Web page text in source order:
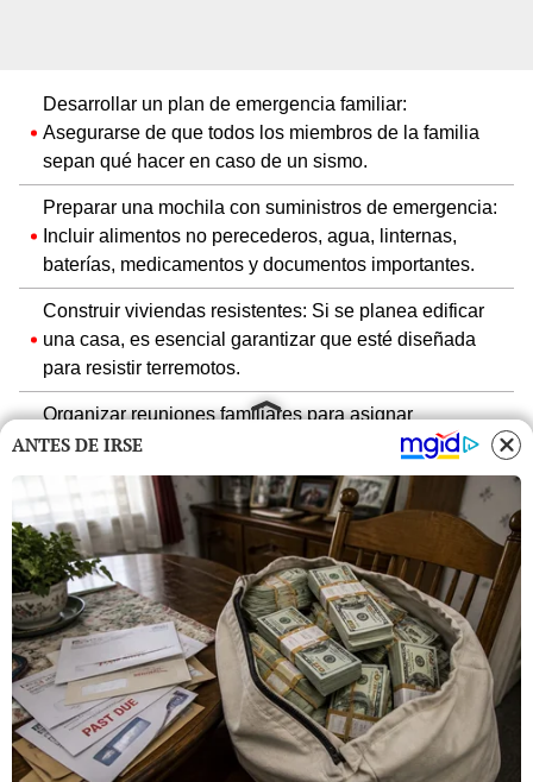
Desarrollar un plan de emergencia familiar:
Asegurarse de que todos los miembros de la familia
sepan qué hacer en caso de un sismo.
Preparar una mochila con suministros de emergencia:
Incluir alimentos no perecederos, agua, linternas,
baterías, medicamentos y documentos importantes.
Construir viviendas resistentes: Si se planea edificar
una casa, es esencial garantizar que esté diseñada
para resistir terremotos.
Organizar reuniones familiares para asignar
responsabilidades y establecer rutas de evacuación.
Familiarizarse con la ubicación de los interruptores de
agua, gas y electricidad para poder apagarlos
rápidamente si es necesario.
Quitar los objetos pesados de lugares altos para
minimizar el riesgo de accidentes.
ANTES DE IRSE